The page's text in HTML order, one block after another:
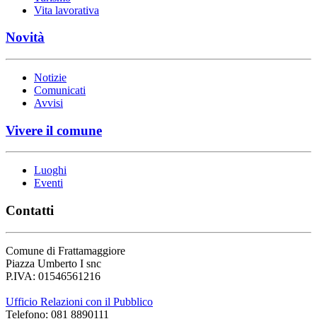
Vita lavorativa
Novità
Notizie
Comunicati
Avvisi
Vivere il comune
Luoghi
Eventi
Contatti
Comune di Frattamaggiore
Piazza Umberto I snc
P.IVA: 01546561216
Ufficio Relazioni con il Pubblico
Telefono: 081 8890111